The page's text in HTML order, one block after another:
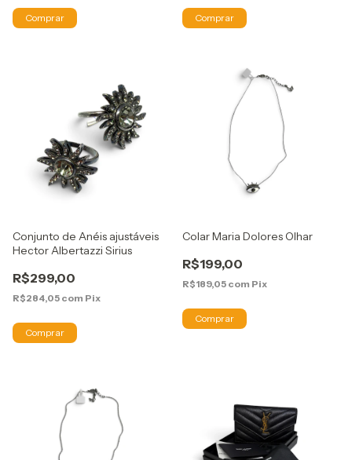
Conjunto de Anéis ajustáveis
Hector Albertazzi Sirius
R$299,00
R$284,05 com Pix
Colar Maria Dolores Olhar
R$199,00
R$189,05 com Pix